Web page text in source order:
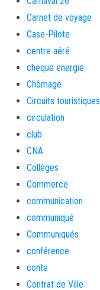
Carnet de voyage
Case-Pilote
centre aéré
cheque energie
Chômage
Circuits touristiques
circulation
club
CNA
Collèges
Commerce
communication
communiqué
Communiqués
conférence
conte
Contrat de Ville